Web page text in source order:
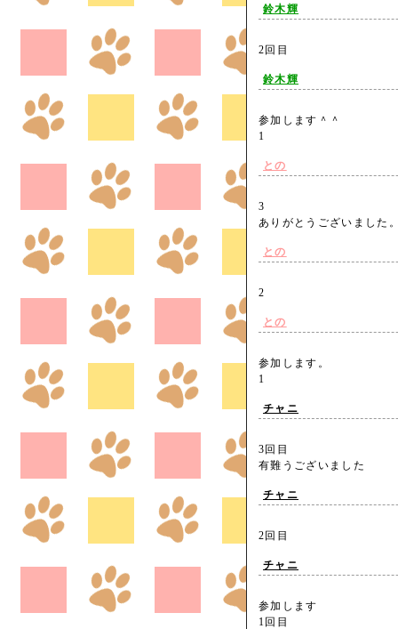
鈴木輝
2回目
鈴木輝
参加します＾＾
1
との
3
ありがとうございまし
との
2
との
参加します。
1
チャニ
3回目
有難うございました
チャニ
2回目
チャニ
参加します
1回目